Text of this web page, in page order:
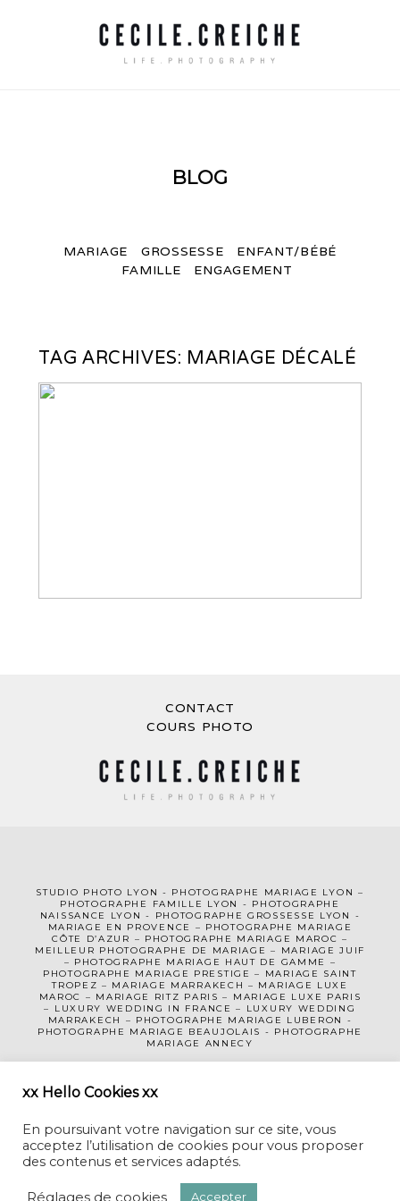
BLOG
MARIAGE GROSSESSE
ENFANT/BÉBÉ
FAMILLE
ENGAGEMENT
TAG ARCHIVES: MARIAGE DÉCALÉ
CONTACT
COURS PHOTO
STUDIO PHOTO LYON - PHOTOGRAPHE MA RIAGE LYON –
PHOTOGRAPHE FAMILLE LYON
- PHOTOGRAPHE
NAISSANCE LYON - PHOTOGRAPHE GROSSESSE LYON
-
MARIAGE EN PROVENCE
– PHOTOGRAPHE MARIAGE
CÔTE D’AZUR – PHOTOGRAPHE MARIAGE MAROC –
MEILLEUR PHOTOGRAPHE DE MARIAGE – MARIAGE JUIF
– PHOTOGRAPHE MARIAGE HAUT DE GAMME
–
PHOTOGRAPHE MARIAGE PRESTIGE – MARIAGE SAINT
TROPEZ – MARIAGE MARRAKECH – MARIAGE LUXE
MAROC
– MARIAGE RITZ PARIS – MARIAGE LUXE PARIS
– LUXURY WEDDING IN FRANCE – LUXURY WEDDING
MARRAKECH – PHOTOGRAPHE MARIAGE LUBERON -
PHOTOGRAPHE MARIAGE BEAUJOLAIS - PHOTOGRAPHE
MARIAGE ANNECY
xx Hello Cookies xx
En poursuivant votre navigation sur ce site, vous
acceptez l’utilisation de cookies pour vous proposer
des contenus et services adaptés.
Réglages de cookies Accepter